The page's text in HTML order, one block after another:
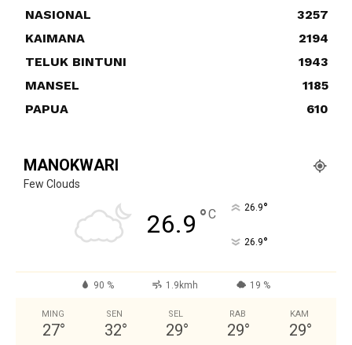
NASIONAL
3257
KAIMANA
2194
TELUK BINTUNI
1943
MANSEL
1185
PAPUA
610
MANOKWARI
Few Clouds
26.9 °C 26.9°
26.9°
90 % 1.9kmh 19 %
MING
27°
SEN
32°
SEL
29°
RAB
29°
KAM
29°